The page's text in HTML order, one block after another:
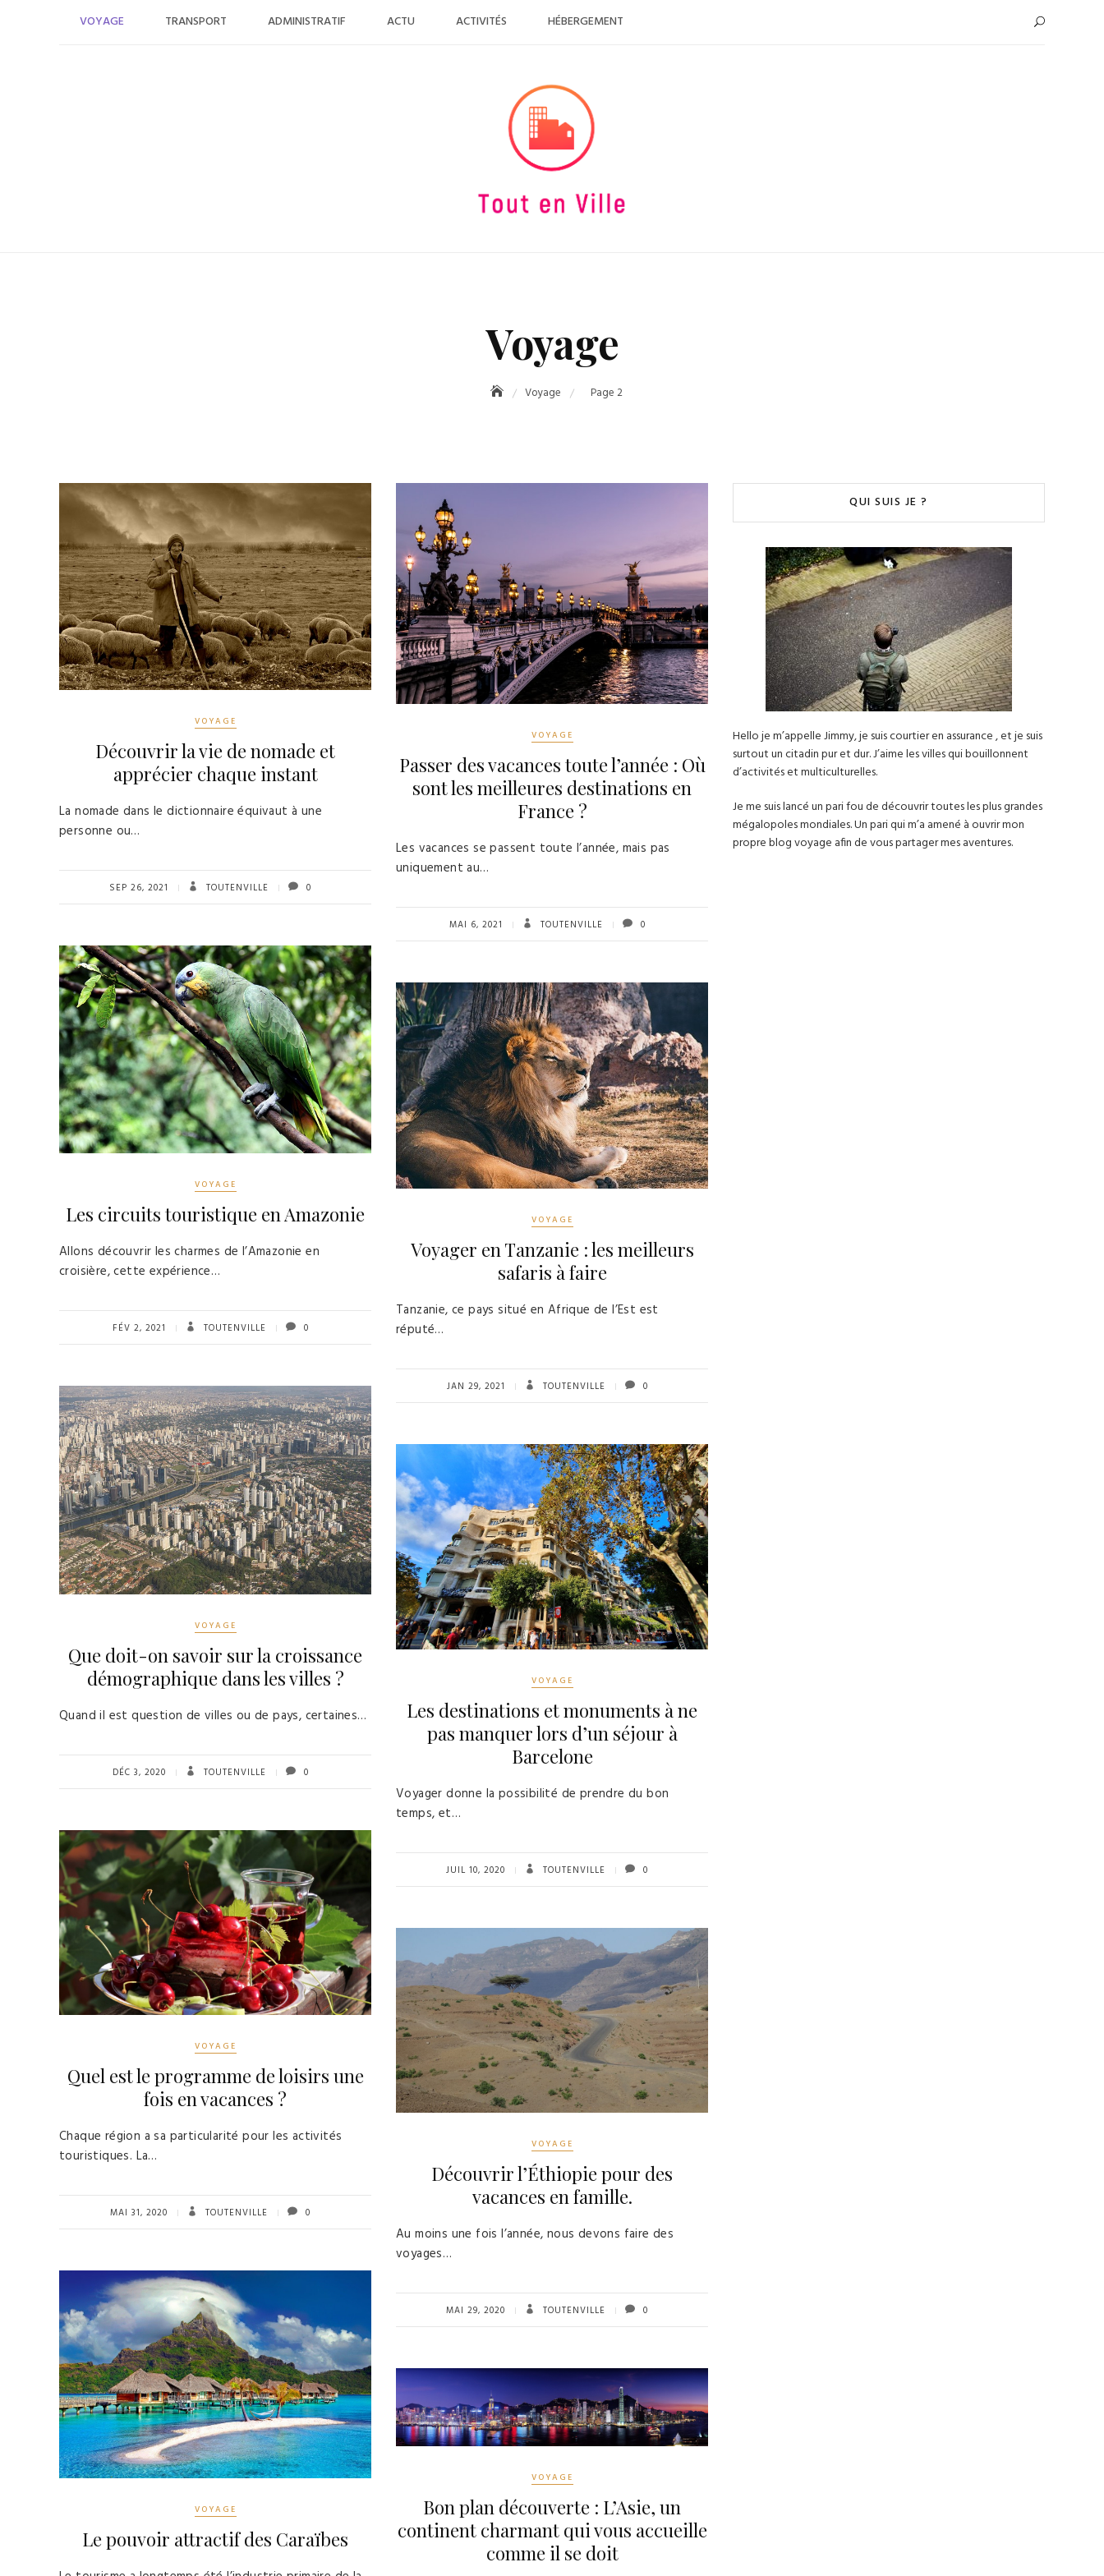
VOYAGE TRANSPORT ADMINISTRATIF ACTU ACTIVITÉS HÉBERGEMENT
Voyage
Voyage Page 2
VOYAGE
Découvrir la vie de nomade et
apprécier chaque instant
La nomade dans le dictionnaire équivaut à une
personne ou…
SEP 26, 2021 TOUTENVILLE 0
VOYAGE
Passer des vacances toute l’année : Où
sont les meilleures destinations en
France ?
Les vacances se passent toute l’année, mais pas
uniquement au…
MAI 6, 2021 TOUTENVILLE 0
VOYAGE
Les circuits touristique en Amazonie
Allons découvrir les charmes de l’Amazonie en
croisière, cette expérience…
FÉV 2, 2021 TOUTENVILLE 0
VOYAGE
Voyager en Tanzanie : les meilleurs
safaris à faire
Tanzanie, ce pays situé en Afrique de l’Est est
réputé…
JAN 29, 2021 TOUTENVILLE 0
VOYAGE
Que doit-on savoir sur la croissance
démographique dans les villes ?
Quand il est question de villes ou de pays, certaines…
DÉC 3, 2020 TOUTENVILLE 0
VOYAGE
Les destinations et monuments à ne
pas manquer lors d’un séjour à
Barcelone
Voyager donne la possibilité de prendre du bon
temps, et…
JUIL 10, 2020 TOUTENVILLE 0
VOYAGE
Quel est le programme de loisirs une
fois en vacances ?
Chaque région a sa particularité pour les activités
touristiques. La…
MAI 31, 2020 TOUTENVILLE 0
VOYAGE
Découvrir l’Éthiopie pour des
vacances en famille.
Au moins une fois l’année, nous devons faire des
voyages…
MAI 29, 2020 TOUTENVILLE 0
VOYAGE
Le pouvoir attractif des Caraïbes
VOYAGE
Bon plan découverte : L’Asie, un
continent charmant qui vous accueille
comme il se doit
QUI SUIS JE ?
Hello je m’appelle Jimmy, je suis courtier en assurance , et je suis
surtout un citadin pur et dur. J’aime les villes qui bouillonnent
d’activités et multiculturelles.
Je me suis lancé un pari fou de découvrir toutes les plus grandes
mégalopoles mondiales. Un pari qui m’a amené à ouvrir mon
propre blog voyage afin de vous partager mes aventures.